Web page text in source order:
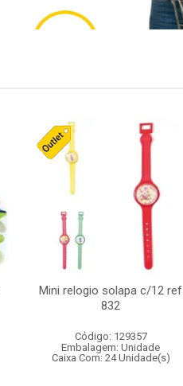
Mini relogio solapa c/12 ref
832
Código: 129357
Embalagem: Unidade
Caixa Com: 24 Unidade(s)